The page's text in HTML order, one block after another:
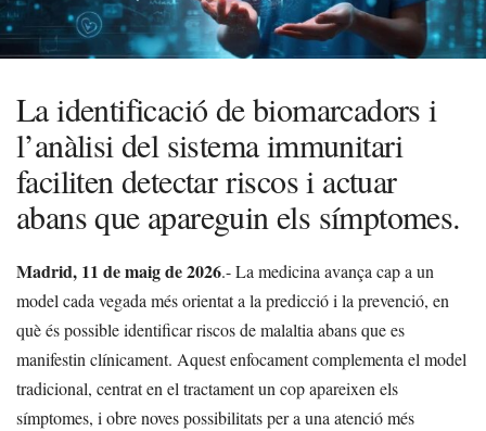
La identificació de biomarcadors i
l’anàlisi del sistema immunitari
faciliten detectar riscos i actuar
abans que apareguin els símptomes.
Madrid, 11 de maig de 2026.- La medicina avança cap a un
model cada vegada més orientat a la predicció i la prevenció, en
què és possible identificar riscos de malaltia abans que es
manifestin clínicament. Aquest enfocament complementa el model
tradicional, centrat en el tractament un cop apareixen els
símptomes, i obre noves possibilitats per a una atenció més